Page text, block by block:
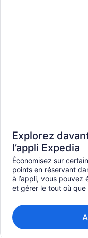
Explorez
l’appli Expedia
Économisez sur
points en réservant
à l’appli, vous
et gérer le tout où que